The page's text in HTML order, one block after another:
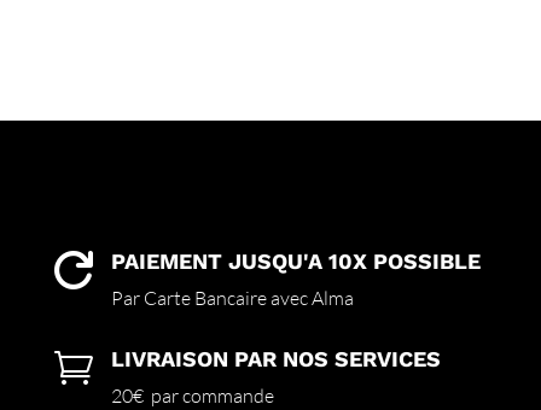
 PAIEMENT JUSQU'A 10X POSSIBLE
Par Carte Bancaire avec Alma
 LIVRAISON PAR NOS SERVICES
20€ par commande